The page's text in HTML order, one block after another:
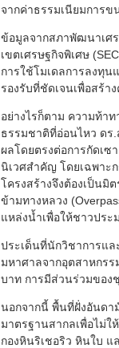
จากค่าธรรมเนียมการข
ข้อมูลจากสภาพัฒนาเศ
เขตเศรษฐกิจพิเศษ
การใช้โมเดลการลงทุน
รองรับที่ชัดเจนเพื่อสร้า
อย่างไรก็ตาม ความท้า
ธรรมชาติที่อ่อนไหว ดร.
ผลโดยตรงต่อการกัดเ
นิเวศสำคัญ โดยเฉพาะ
โครงสร้างจึงต้องเป็นมิ
ข้ามทางหลวง
แหล่งน้ำเพื่อให้ชาวปร
ประเด็นที่นักวิชาการแ
มหาศาลจากอุตสาหกรร
บาท การมีส่วนร่วมของ
นอกจากนี้ พื้นที่ฝั่งอันดา
มาตรฐานสากลเพื่อไม่ใ
กองหินริเชอริว หินใบ แ